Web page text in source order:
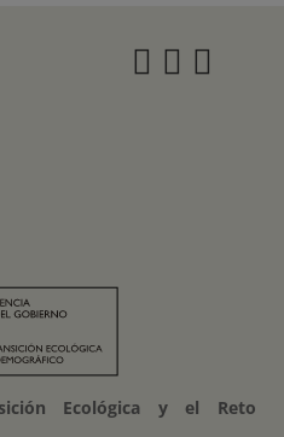
Ecológica y el Reto